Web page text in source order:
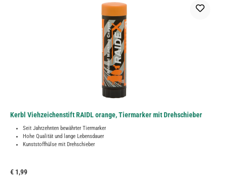
Kerbl Viehzeichenstift RAIDL orange, Tiermarker mit Drehschieber
Seit Jahrzehnten bewährter Tiermarker
Hohe Qualität und lange Lebensdauer
Kunststoffhülse mit Drehschieber
Regulärer Preis:
€ 1,99